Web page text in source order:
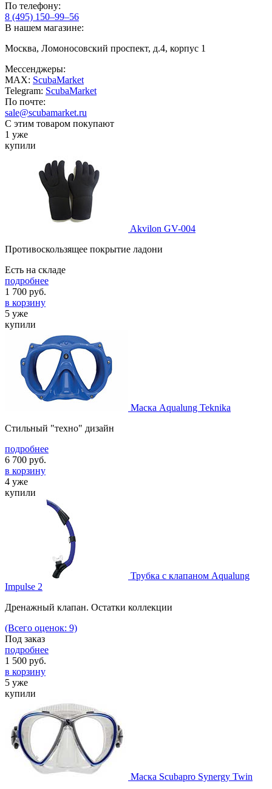
По телефону:
8 (495) 150–99–56
В нашем магазине:
Москва, Ломоносовский проспект, д.4, корпус 1
Мессенджеры:
MAX: ScubaMarket
Telegram: ScubaMarket
По почте:
sale@scubamarket.ru
С этим товаром покупают
1 уже
купили
Akvilon GV-004
Противоскользящее покрытие ладони
Есть на складе
подробнее
1 700 руб.
в корзину
5 уже
купили
Маска Aqualung Teknika
Стильный "техно" дизайн
подробнее
6 700 руб.
в корзину
4 уже
купили
Трубка с клапаном Aqualung
Impulse 2
Дренажный клапан. Остатки коллекции
(Всего оценок: 9)
Под заказ
подробнее
1 500 руб.
в корзину
5 уже
купили
Маска Scubapro Synergy Twin